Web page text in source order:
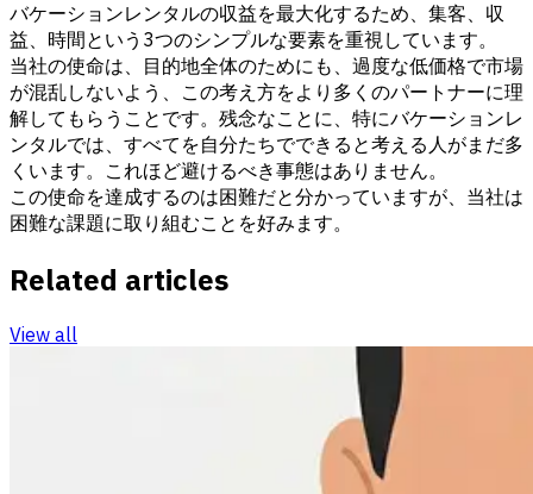
バケーションレンタルの収益を最大化するため、集客、収
益、時間という3つのシンプルな要素を重視しています。
当社の使命は、目的地全体のためにも、過度な低価格で市場
が混乱しないよう、この考え方をより多くのパートナーに理
解してもらうことです。残念なことに、特にバケーションレ
ンタルでは、すべてを自分たちでできると考える人がまだ多
くいます。これほど避けるべき事態はありません。
この使命を達成するのは困難だと分かっていますが、当社は
困難な課題に取り組むことを好みます。
Related articles
View all